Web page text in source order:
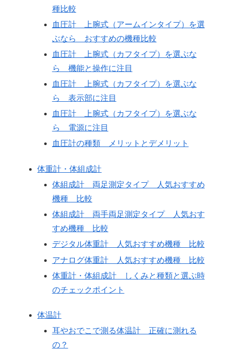
種比較
血圧計 上腕式（アームインタイプ）を選
ぶなら おすすめの機種比較
血圧計 上腕式（カフタイプ）を選ぶな
ら 機能と操作に注目
血圧計 上腕式（カフタイプ）を選ぶな
ら 表示部に注目
血圧計 上腕式（カフタイプ）を選ぶな
ら 電源に注目
血圧計の種類 メリットとデメリット
体重計・体組成計
体組成計 両足測定タイプ 人気おすすめ
機種 比較
体組成計 両手両足測定タイプ 人気おす
すめ機種 比較
デジタル体重計 人気おすすめ機種 比較
アナログ体重計 人気おすすめ機種 比較
体重計・体組成計 しくみと種類と選ぶ時
のチェックポイント
体温計
耳やおでこで測る体温計 正確に測れる
の？